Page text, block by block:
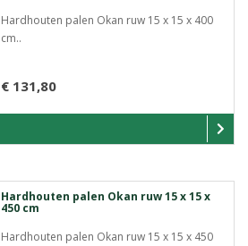
Hardhouten palen Okan ruw 15 x 15 x 400
cm..
€ 131,80
Hardhouten palen Okan ruw 15 x 15 x
450 cm
Hardhouten palen Okan ruw 15 x 15 x 450